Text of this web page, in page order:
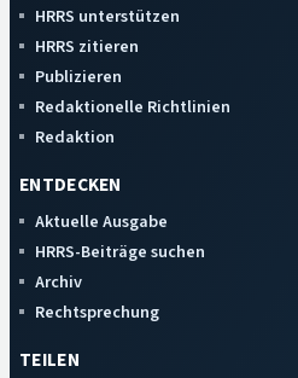
HRRS unterstützen
HRRS zitieren
Publizieren
Redaktionelle Richtlinien
Redaktion
ENTDECKEN
Aktuelle Ausgabe
HRRS-Beiträge suchen
Archiv
Rechtsprechung
TEILEN